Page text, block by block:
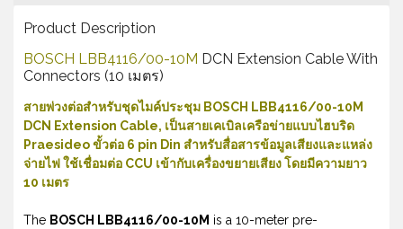
Product Description
BOSCH LBB4116/00-10M DCN Extension Cable With
Connectors (10 เมตร)
สายพ่วงต่อสำหรับชุดไมค์ประชุม BOSCH LBB4116/00-10M
DCN Extension Cable, เป็นสายเคเบิลเครือข่ายแบบไฮบริด
Praesideo ขั้วต่อ 6 pin Din สำหรับสื่อสารข้อมูลเสียงและแหล่ง
จ่ายไฟ ใช้เชื่อมต่อ CCU เข้ากับเครื่องขยายเสียง โดยมีความยาว
10 เมตร
The BOSCH LBB4116/00-10M is a 10-meter pre-